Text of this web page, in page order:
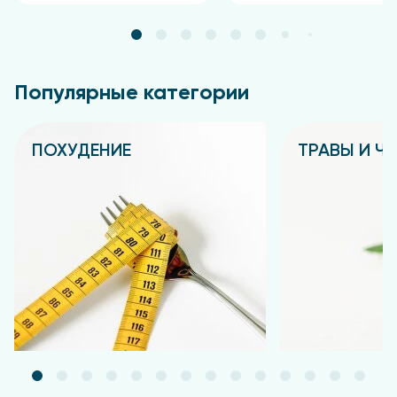
Экстракт оливковых листьев, компонент капсулы
(пищевая добавка):
стеарат кальция и диоксид кремния аморфный
(агенты антислеживающие).
Наименование
компонента
Экстракт
оливковых
листьев,
в том числе
олеуропеин
90,0
Популярные категории
ПОХУДЕНИЕ ТРАВЫ И